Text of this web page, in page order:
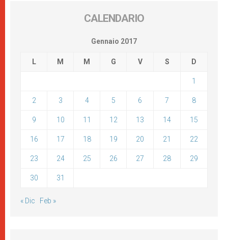
CALENDARIO
Gennaio 2017
L M M G V S D
1
2 3 4 5 6 7 8
9 10 11 12 13 14 15
16 17 18 19 20 21 22
23 24 25 26 27 28 29
30 31
« Dic Feb »